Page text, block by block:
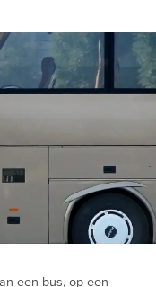
een bus, op een